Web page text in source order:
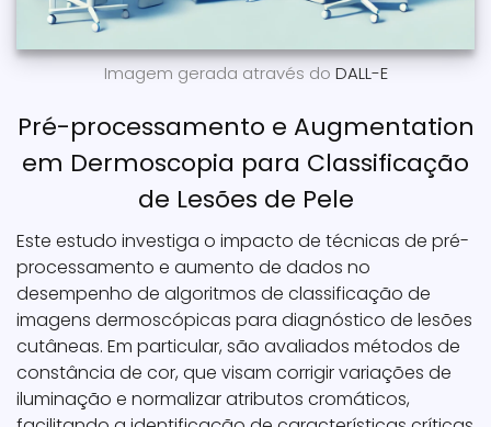
Imagem gerada através do DALL-E
Pré-processamento e Augmentation
em Dermoscopia para Classificação
de Lesões de Pele
Este estudo investiga o impacto de técnicas de pré-
processamento e aumento de dados no
desempenho de algoritmos de classificação de
imagens dermoscópicas para diagnóstico de lesões
cutâneas. Em particular, são avaliados métodos de
constância de cor, que visam corrigir variações de
iluminação e normalizar atributos cromáticos,